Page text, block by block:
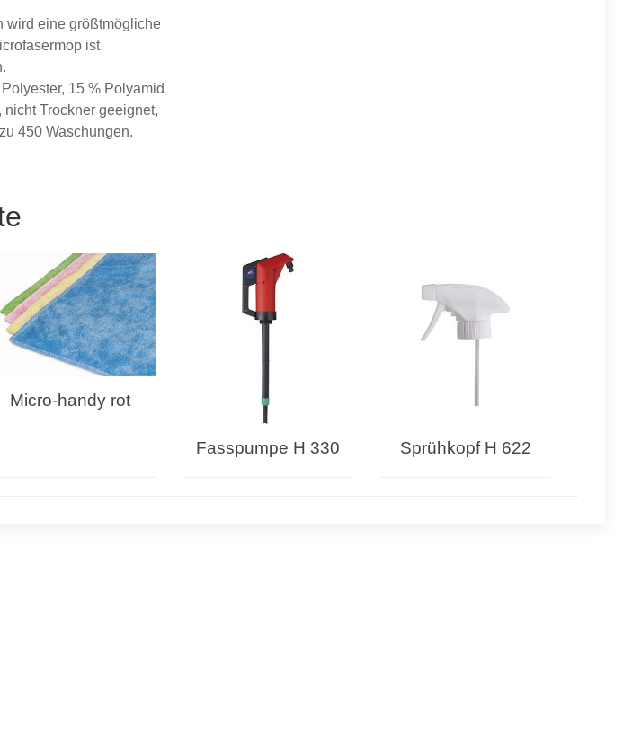
wird eine größtmögliche
ist
15 % Polyamid
Trockner geeignet,
450 Waschungen.
Micro-handy rot
Fasspumpe H 330 Sprühkopf H 622